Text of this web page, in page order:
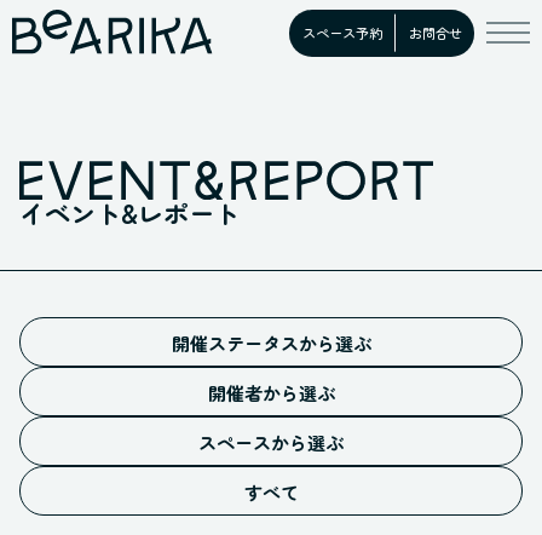
スペース予約 お問合せ
イベント&レポート
開催ステータスから選ぶ
予告
募集中
開催中
満員御礼
開催終了
開催者から選ぶ
施設イベント
お客様イベント
すべての開催者
スペースから選ぶ
ホール
スタジオ
すべて